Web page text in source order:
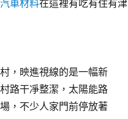
，映進視線的是一幅新
路干凈整潔，太陽能路
，不少人家門前停放著
車材料在這裡有吃有住有津